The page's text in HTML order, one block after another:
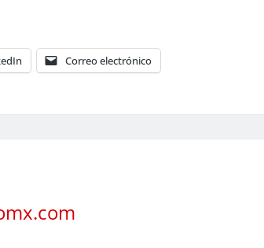
Correo electrónico